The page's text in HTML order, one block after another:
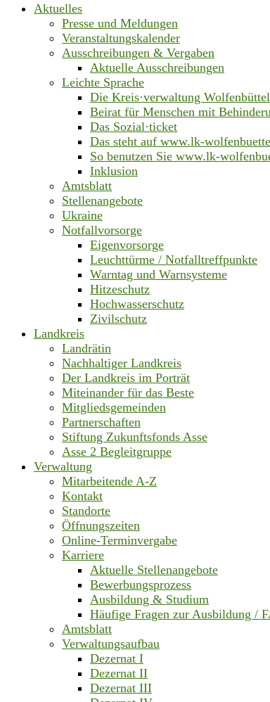
Aktuelles
Presse und Meldungen
Veranstaltungskalender
Ausschreibungen & Vergaben
Aktuelle Ausschreibungen
Leichte Sprache
Die Kreis·verwaltung
Beirat für Menschen mit
Das Sozial·ticket
Das steht auf www.lk-
So benutzen Sie www.lk-
Inklusion
Amtsblatt
Stellenangebote
Ukraine
Notfallvorsorge
Eigenvorsorge
Leuchttürme / Notfalltreffpunkte
Warntag und Warnsysteme
Hitzeschutz
Hochwasserschutz
Zivilschutz
Landkreis
Landrätin
Nachhaltiger Landkreis
Der Landkreis im Porträt
Miteinander für das Beste
Mitgliedsgemeinden
Partnerschaften
Stiftung Zukunftsfonds Asse
Asse 2 Begleitgruppe
Verwaltung
Mitarbeitende A-Z
Kontakt
Standorte
Öffnungszeiten
Online-Terminvergabe
Karriere
Aktuelle Stellenangebote
Bewerbungsprozess
Ausbildung & Studium
Häufige Fragen zur Ausbildung /
Amtsblatt
Verwaltungsaufbau
Dezernat I
Dezernat II
Dezernat III